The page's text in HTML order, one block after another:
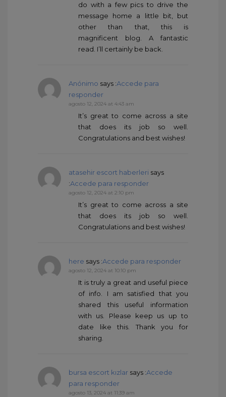
do with a few pics to drive the
message home a little bit, but
other than that, this is
magnificent blog. A fantastic
read. I’ll certainly be back.
Anónimo says :Accede para
responder
agosto 12, 2024 at 4:43 am
It’s great to come across a site
that does its job so well.
Congratulations and best wishes!
atasehir escort haberleri says
:Accede para responder
agosto 12, 2024 at 2:10 pm
It’s great to come across a site
that does its job so well.
Congratulations and best wishes!
here says :Accede para responder
agosto 12, 2024 at 10:10 pm
It is truly a great and useful piece
of info. I am satisfied that you
shared this useful information
with us. Please keep us up to
date like this. Thank you for
sharing.
bursa escort kızlar says :Accede
para responder
agosto 13, 2024 at 11:39 am